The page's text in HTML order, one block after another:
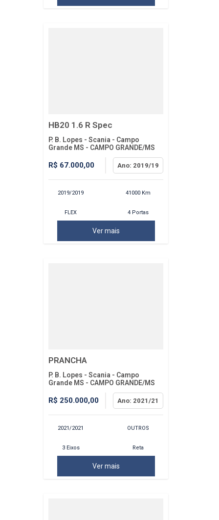
HB20 1.6 R Spec
P. B. Lopes - Scania - Campo
Grande MS - CAMPO GRANDE/MS
R$ 67.000,00 Ano: 2019/19
2019/2019 41000 Km
FLEX 4 Portas
Ver mais
PRANCHA
P. B. Lopes - Scania - Campo
Grande MS - CAMPO GRANDE/MS
R$ 250.000,00 Ano: 2021/21
2021/2021 OUTROS
3 Eixos Reta
Ver mais